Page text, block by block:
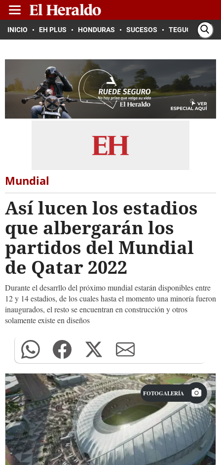
INICIO EH PLUS HONDURAS SUCESOS TEGUCIGALPA
Mundial
Así lucen los estadios
que albergarán los
partidos del Mundial
de Qatar 2022
Durante el desarrllo del próximo mundial estarán disponibles entre
12 y 14 estadios, de los cuales hasta el momento una minoría fueron
inaugurados, el resto se encuentran en construcción y otros
solamente existe en diseños
FOTOGALERÍA